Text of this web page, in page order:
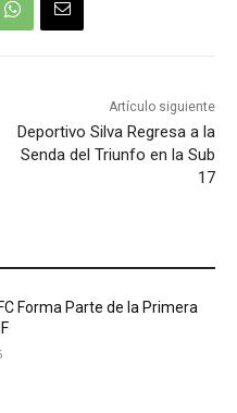
Artículo siguiente
Deportivo Silva Regresa a la
Senda del Triunfo en la Sub
17
Forma Parte de la Primera